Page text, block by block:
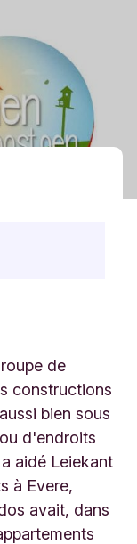
de
constructions
bien sous
d'endroits
aidé Leiekant
à Evere,
avait, dans